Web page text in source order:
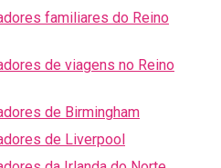
familiares do Reino
de viagens no Reino
de Birmingham
de Liverpool